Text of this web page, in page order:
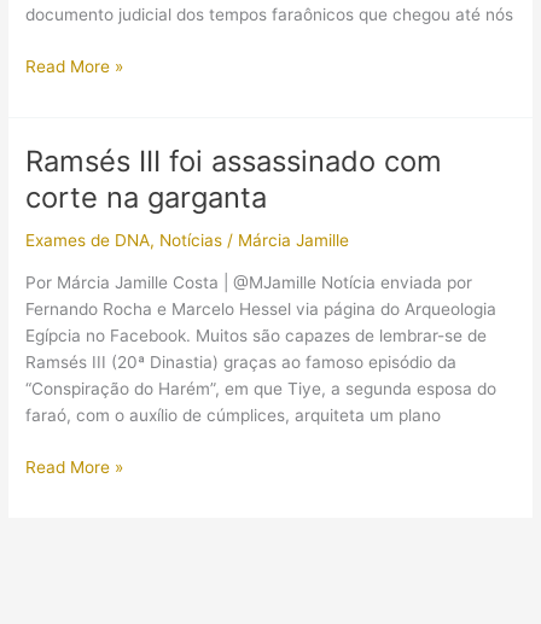
documento judicial dos tempos faraônicos que chegou até nós
Ramsés
durante
um
de
mais
de
um
assassino,
diz
pesquisadores
Read More »
Ramsés III foi assassinado com
corte na garganta
Exames de DNA, Notícias / Márcia Jamille
Por Márcia Jamille Costa | @MJamille Notícia enviada por
Fernando Rocha e Marcelo Hessel via página do Arqueologia
Egípcia no Facebook. Muitos são capazes de lembrar-se de
Ramsés III (20ª Dinastia) graças ao famoso episódio da
“Conspiração do Harém”, em que Tiye, a segunda esposa do
faraó, com o auxílio de cúmplices, arquiteta um plano
Ramsés
Read More »